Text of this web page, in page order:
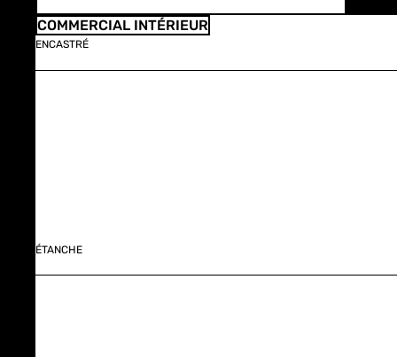
COMMERCIAL INTÉRIEUR
ENCASTRÉ
ÉTANCHE